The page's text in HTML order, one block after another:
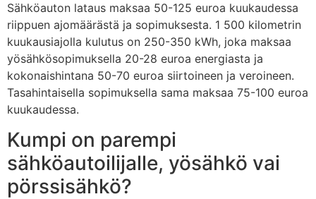
Sähköauton lataus maksaa 50-125 euroa kuukaudessa
riippuen ajomäärästä ja sopimuksesta. 1 500 kilometrin
kuukausiajolla kulutus on 250-350 kWh, joka maksaa
yösähkösopimuksella 20-28 euroa energiasta ja
kokonaishintana 50-70 euroa siirtoineen ja veroineen.
Tasahintaisella sopimuksella sama maksaa 75-100 euroa
kuukaudessa.
Kumpi on parempi
sähköautoilijalle, yösähkö vai
pörssisähkö?